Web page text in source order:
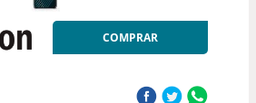
COMPRAR